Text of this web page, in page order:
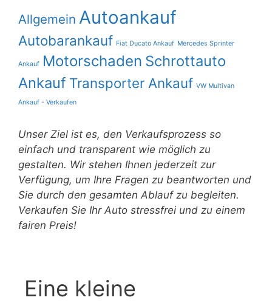
Allgemein Autoankauf
Autobarankauf Fiat Ducato Ankauf Mercedes Sprinter
Ankauf Motorschaden Schrottauto
Ankauf Transporter Ankauf VW Multivan
Ankauf - Verkaufen
Unser Ziel ist es, den Verkaufsprozess so
einfach und transparent wie möglich zu
gestalten. Wir stehen Ihnen jederzeit zur
Verfügung, um Ihre Fragen zu beantworten und
Sie durch den gesamten Ablauf zu begleiten.
Verkaufen Sie Ihr Auto stressfrei und zu einem
fairen Preis!
Eine kleine